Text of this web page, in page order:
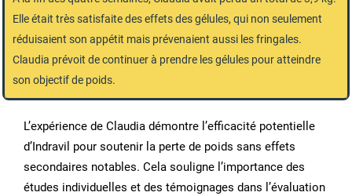
Elle était très satisfaite des effets des gélules, qui non seulement
réduisaient son appétit mais prévenaient aussi les fringales.
Claudia prévoit de continuer à prendre les gélules pour atteindre
son objectif de poids.
L’expérience de Claudia démontre l’efficacité potentielle
d’Indravil pour soutenir la perte de poids sans effets
secondaires notables. Cela souligne l’importance des
études individuelles et des témoignages dans l’évaluation